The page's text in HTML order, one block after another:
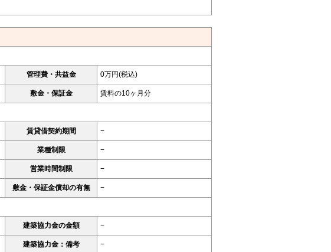
管理費・共益金 0万円(税込)
敷金・保証金 賃料の10ヶ月分
賃貸借契約期間 −
業種制限 −
営業時間制限 −
敷金・保証金償却の有無 −
建築協力金の金額 −
建築協力金：備考 −